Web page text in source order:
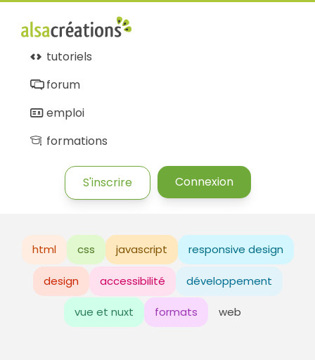
tutoriels
forum
emploi
formations
S'inscrire Connexion
html css javascript responsive design
design accessibilité développement
vue et nuxt formats web